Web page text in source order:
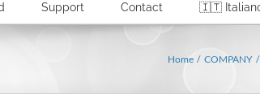
Support Contact 🇮🇹
Home COMPANY